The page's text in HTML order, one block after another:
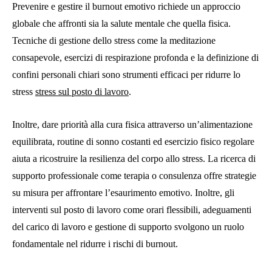
Prevenire e gestire il burnout emotivo richiede un approccio
globale che affronti sia la salute mentale che quella fisica.
Tecniche di gestione dello stress come la meditazione
consapevole, esercizi di respirazione profonda e la definizione di
confini personali chiari sono strumenti efficaci per ridurre lo
stress stress sul posto di lavoro.
Inoltre, dare priorità alla cura fisica attraverso un’alimentazione
equilibrata, routine di sonno costanti ed esercizio fisico regolare
aiuta a ricostruire la resilienza del corpo allo stress. La ricerca di
supporto professionale come terapia o consulenza offre strategie
su misura per affrontare l’esaurimento emotivo. Inoltre, gli
interventi sul posto di lavoro come orari flessibili, adeguamenti
del carico di lavoro e gestione di supporto svolgono un ruolo
fondamentale nel ridurre i rischi di burnout.